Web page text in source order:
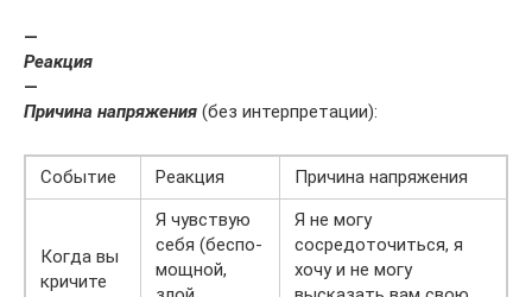
—
Реакция
—
Причина напряжения (без интерпретации):
Событие Реакция Причина напряжения
Когда вы
кричи­те
Я чувствую
себя (беспо­
мощной,
Я не могу
сосредоточиться, я
хочу и не могу